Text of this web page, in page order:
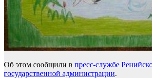
Об этом сообщили в пресс-службе
государственной администрации.